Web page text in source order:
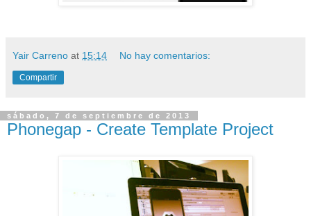
Yair Carreno at 15:14 No hay comentarios:
Compartir
sábado, 7 de septiembre de 2013
Phonegap - Create Template Project